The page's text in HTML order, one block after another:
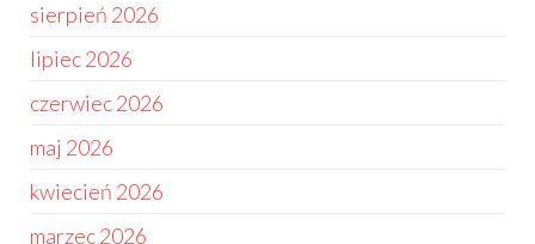
sierpień 2026
lipiec 2026
czerwiec 2026
maj 2026
kwiecień 2026
marzec 2026